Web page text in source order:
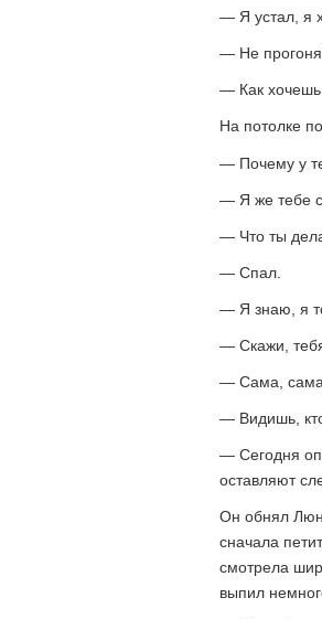
— Я устал, я
— Не
— Как
На потолке
— Почему у
— Я же тебе
— Что ты
— Спал.
— Я знаю, я
— Скажи,
— Сама,
— Видишь,
— Сегодня
оставляют
Он обнял
сначала
смотрела
выпил